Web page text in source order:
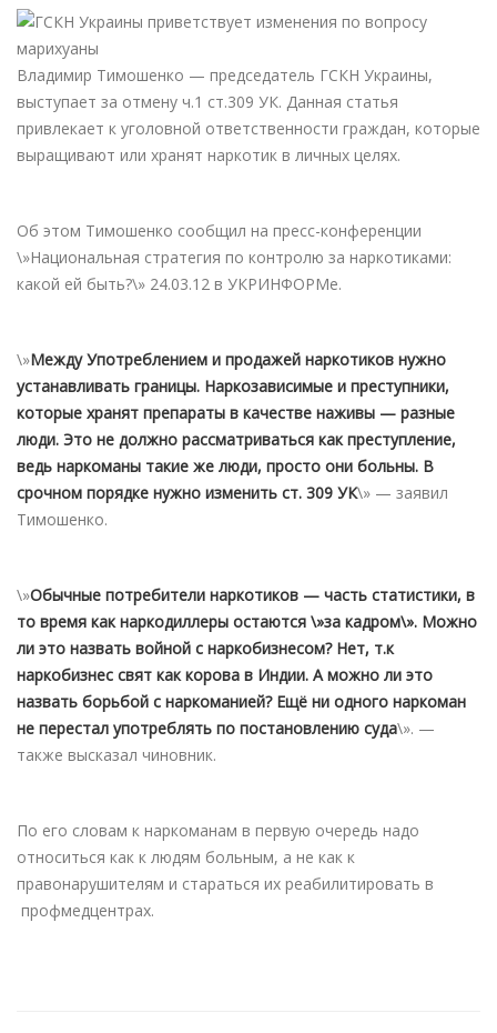
Владимир Тимошенко — председатель ГСКН Украины,
выступает за отмену ч.1 ст.309 УК. Данная статья
привлекает к уголовной ответственности граждан, которые
выращивают или хранят наркотик в личных целях.
Об этом Тимошенко сообщил на пресс-конференции
\»Национальная стратегия по контролю за наркотиками:
какой ей быть?\» 24.03.12 в УКРИНФОРМе.
\»Между Употреблением и продажей наркотиков нужно
устанавливать границы. Наркозависимые и преступники,
которые хранят препараты в качестве наживы — разные
люди. Это не должно рассматриваться как преступление,
ведь наркоманы такие же люди, просто они больны. В
срочном порядке нужно изменить ст. 309 УК\» — заявил
Тимошенко.
\»Обычные потребители наркотиков — часть статистики, в
то время как наркодиллеры остаются \»за кадром\». Можно
ли это назвать войной с наркобизнесом? Нет, т.к
наркобизнес свят как корова в Индии. А можно ли это
назвать борьбой с наркоманией? Ещё ни одного наркоман
не перестал употреблять по постановлению суда\». —
также высказал чиновник.
По его словам к наркоманам в первую очередь надо
относиться как к людям больным, а не как к
правонарушителям и стараться их реабилитировать в
профмедцентрах.